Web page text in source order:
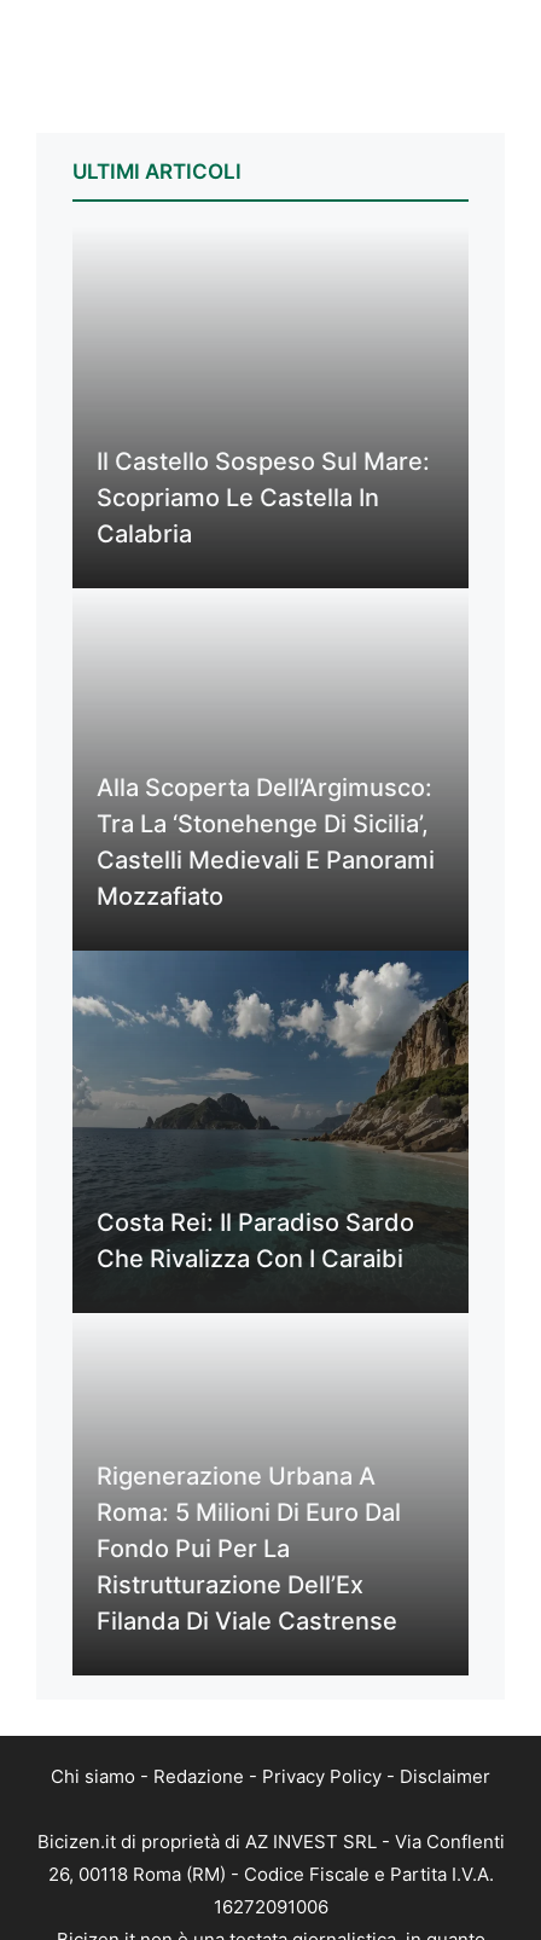
ULTIMI ARTICOLI
Il Castello Sospeso Sul Mare:
Scopriamo Le Castella In
Calabria
Alla Scoperta Dell’Argimusco:
Tra La ‘Stonehenge Di Sicilia’,
Castelli Medievali E Panorami
Mozzafiato
Costa Rei: Il Paradiso Sardo
Che Rivalizza Con I Caraibi
Rigenerazione Urbana A
Roma: 5 Milioni Di Euro Dal
Fondo Pui Per La
Ristrutturazione Dell’Ex
Filanda Di Viale Castrense
Chi siamo - Redazione - Privacy Policy - Disclaimer
Bicizen.it di proprietà di AZ INVEST SRL - Via Conflenti
26, 00118 Roma (RM) - Codice Fiscale e Partita I.V.A.
16272091006